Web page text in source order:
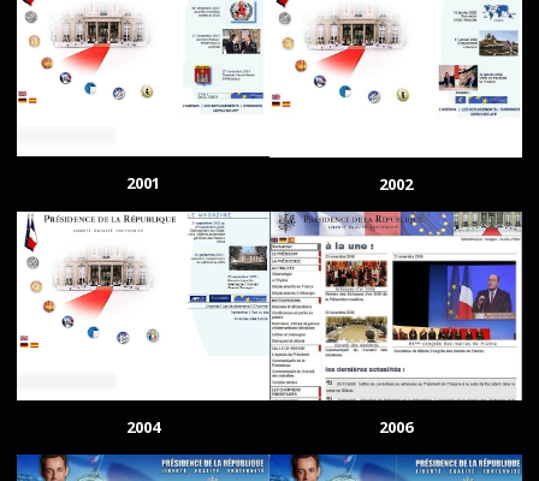
2001 2002
2004 2006